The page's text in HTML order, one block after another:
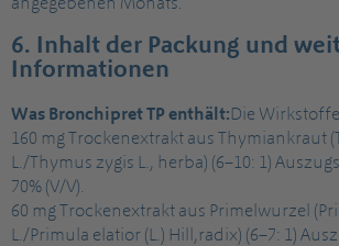
angegebenen Monats.
6. Inhalt der Packung und
Informationen
Was Bronchipret TP enthält: Die
160 mg Trockenextrakt aus Thymiankraut
L./Thymus zygis L., herba) (6–10: 1)
70% (V/V).
60 mg Trockenextrakt aus Primelwurzel
L./Primula elatior (L.) Hill,radix) (6–7: 1)